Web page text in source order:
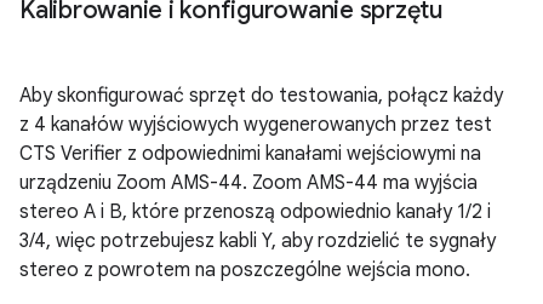
Kalibrowanie i konfigurowanie sprzętu
Aby skonfigurować sprzęt do testowania, połącz każdy
z 4 kanałów wyjściowych wygenerowanych przez test
CTS Verifier z odpowiednimi kanałami wejściowymi na
urządzeniu Zoom AMS-44. Zoom AMS-44 ma wyjścia
stereo A i B, które przenoszą odpowiednio kanały 1/2 i
3/4, więc potrzebujesz kabli Y, aby rozdzielić te sygnały
stereo z powrotem na poszczególne wejścia mono.